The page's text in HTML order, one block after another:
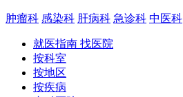
肿瘤科 感染科 肝病科 急诊科 中医科
就医指南 找医院
按科室
按地区
按疾病